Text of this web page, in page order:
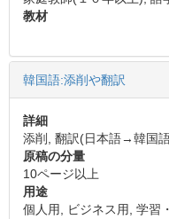
教材
韓国語:添削や翻訳
詳細
添削, 翻訳(日本語→韓国
原稿の分量
10ページ以上
用途
個人用, ビジネス用, 学習